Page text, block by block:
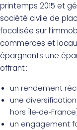
printemps 2015 et
société civile de
focalisée sur
commerces et
épargnants une
offrant :
un rendement
une
hors
un engagement